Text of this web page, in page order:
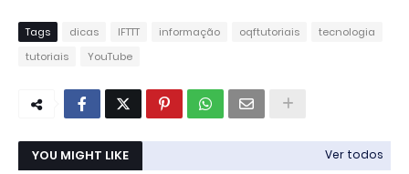
Tags dicas IFTTT informação oqftutoriais
tecnologia
tutoriais
YouTube
YOU MIGHT LIKE Ver todos